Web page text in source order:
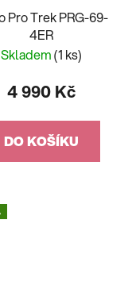
Pro Trek PRG-69-
4ER
Skladem(1 ks)
4 990 Kč
DO KOŠÍKU